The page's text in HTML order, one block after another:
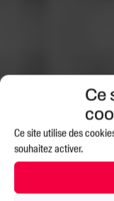
Ce
Ce site utilise des
souhaitez activer.